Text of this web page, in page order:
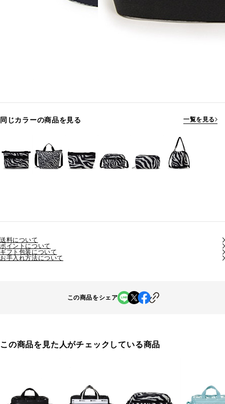
同じカラーの商品を見る 一覧を見る
送料について
ポイントについて
ギフト包装について
お手入れ方法について
この商品をシェア
この商品を見た人がチェックしている商品